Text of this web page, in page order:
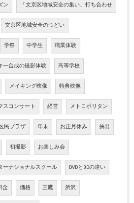
ン 「文京区地域安全の集い」打ち合わせ
文京区地域安全のつどい
学祭 中学生 職業体験
ー合成の撮影体験 高等学校
メイキング映像 特典映像
スコンサート 経営 メトロポリタン
民プラザ 年末 お正月休み 抽出
初撮影 お楽しみ会
ーナショナルスクール DVDとBDの違い
金 価格 三鷹 所沢